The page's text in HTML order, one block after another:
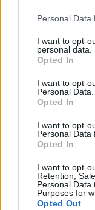
Personal Data
I want to opt-
personal data.
Opted In
I want to opt-
Personal Data.
Opted In
I want to opt-
Personal Data
Opted In
I want to opt-
Retention,
Personal Data
Purposes for
Opted Out
00:00